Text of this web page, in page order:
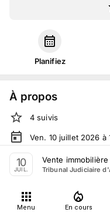
Planifiez
À propos
4 suivis
Ven. 10 juillet 2026 à
Vente judiciaire
d'AUXERRE
10
JUIL.
Vente
Tribunal Judiciaire
Menu En cours